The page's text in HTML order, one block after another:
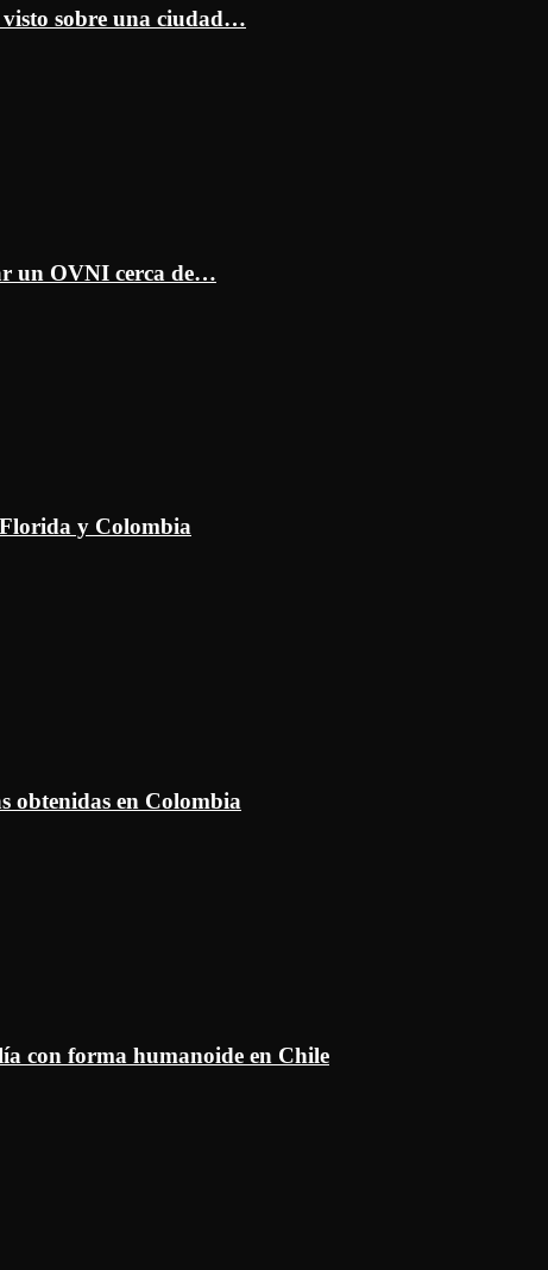
sobre una ciudad…
un OVNI cerca de…
y Colombia
obtenidas en Colombia
con forma humanoide en Chile